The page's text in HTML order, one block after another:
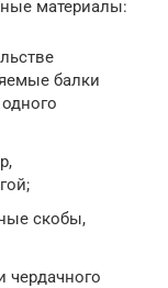
материалы:
балки
скобы,
чердачного